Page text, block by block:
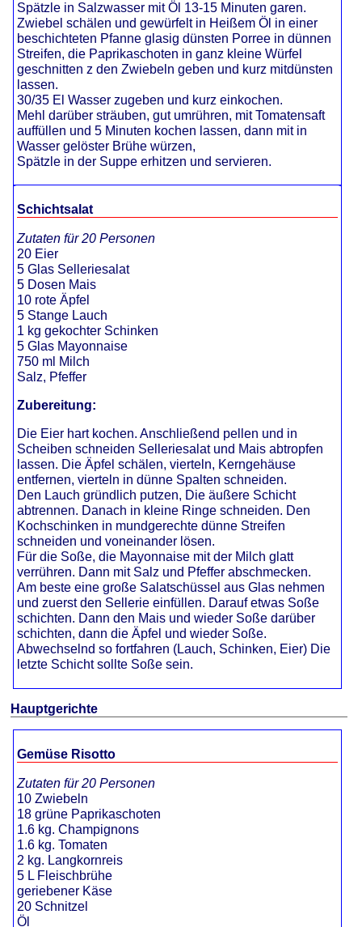
Spätzle in Salzwasser mit Öl 13-15 Minuten garen.
Zwiebel schälen und gewürfelt in Heißem Öl in einer
beschichteten Pfanne glasig dünsten Porree in dünnen
Streifen, die Paprikaschoten in ganz kleine Würfel
geschnitten z den Zwiebeln geben und kurz mitdünsten
lassen.
30/35 El Wasser zugeben und kurz einkochen.
Mehl darüber sträuben, gut umrühren, mit Tomatensaft
auffüllen und 5 Minuten kochen lassen, dann mit in
Wasser gelöster Brühe würzen,
Spätzle in der Suppe erhitzen und servieren.
Schichtsalat
Zutaten für 20 Personen
20 Eier
5 Glas Selleriesalat
5 Dosen Mais
10 rote Äpfel
5 Stange Lauch
1 kg gekochter Schinken
5 Glas Mayonnaise
750 ml Milch
Salz, Pfeffer
Zubereitung:
Die Eier hart kochen. Anschließend pellen und in
Scheiben schneiden Selleriesalat und Mais abtropfen
lassen. Die Äpfel schälen, vierteln, Kerngehäuse
entfernen, vierteln in dünne Spalten schneiden.
Den Lauch gründlich putzen, Die äußere Schicht
abtrennen. Danach in kleine Ringe schneiden. Den
Kochschinken in mundgerechte dünne Streifen
schneiden und voneinander lösen.
Für die Soße, die Mayonnaise mit der Milch glatt
verrühren. Dann mit Salz und Pfeffer abschmecken.
Am beste eine große Salatschüssel aus Glas nehmen
und zuerst den Sellerie einfüllen. Darauf etwas Soße
schichten. Dann den Mais und wieder Soße darüber
schichten, dann die Äpfel und wieder Soße.
Abwechselnd so fortfahren (Lauch, Schinken, Eier) Die
letzte Schicht sollte Soße sein.
Hauptgerichte
Gemüse Risotto
Zutaten für 20 Personen
10 Zwiebeln
18 grüne Paprikaschoten
1.6 kg. Champignons
1.6 kg. Tomaten
2 kg. Langkornreis
5 L Fleischbrühe
geriebener Käse
20 Schnitzel
Öl